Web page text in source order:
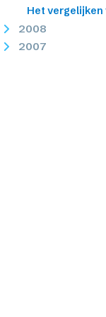
Het vergelijken
2008
2007